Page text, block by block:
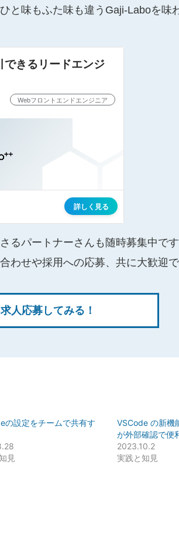
と味もふた味も違うGaji-Laboを味
るパートナーさんも随時募集中で
わせや採用への応募、共に大歓迎
求人応募してみる！
の設定をチームで共有す
見
VSCode の新機
が外部確認で便
2023.10.2
実践と知見